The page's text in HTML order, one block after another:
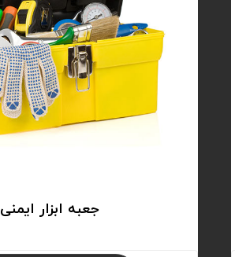
جعبه ابزار ایمنی